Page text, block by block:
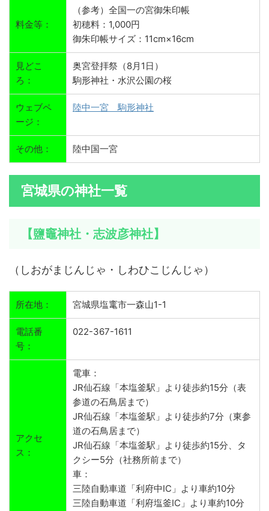
料金等：
（参考）全国一の宮御朱印帳
初穂料：1,000円
御朱印帳サイズ：11cm×16cm
見どこ
ろ：
奥宮登拝祭（8月1日）
駒形神社・水沢公園の桜
ウェブペ
ージ：
陸中一宮 駒形神社
その他： 陸中国一宮
宮城県の神社一覧
【鹽竈神社・志波彦神社】
（しおがまじんじゃ・しわひこじんじゃ）
所在地： 宮城県塩竃市一森山1-1
電話番
号：
022-367-1611
アクセ
ス：
電車：
JR仙石線「本塩釜駅」より徒歩約15分（表
参道の石鳥居まで）
JR仙石線「本塩釜駅」より徒歩約7分（東参
道の石鳥居まで）
JR仙石線「本塩釜駅」より徒歩約15分、タ
クシー5分（社務所前まで）
車：
三陸自動車道「利府中IC」より車約10分
三陸自動車道「利府塩釜IC」より車約10分